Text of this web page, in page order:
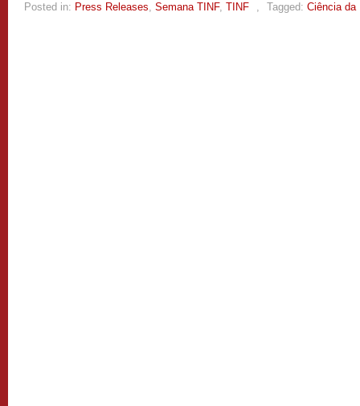
Posted in: Press Releases, Semana TINF, TINF , Tagged: Ciência da